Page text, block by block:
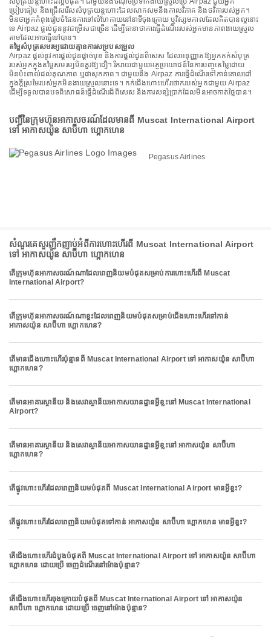
ប្រៀបធៀប និងជ្រើសរើសសំបុត្រយន្តហោះដែលសាកសមនឹងកាលវិភាគ និងថវិការបស់អ្នក។
មិនថាអ្នកកំពុងរៀបចំផែនការទៅលំហែកាយនៅនាទីចុងក្រោយ ឬវិស្សមកាលដែលគិតបានល្អនោះ
ទេ Airpaz ផ្តល់ជូននូវជម្រើសជាច្រើន ដើម្បីធានាថាការធ្វើដំណើររបស់អ្នកមានភាពងាយស្រួល
តាមដែលអាចធ្វើទៅបាន។
តម្លៃសំបុត្រសមរម្យដោយគ្មានការសម្របសម្រួល
Airpaz ផ្តល់នូវការផ្តល់ជូនផ្តាច់មុខ និងការផ្តល់ជូនពិសេស ដែលអនុញ្ញាតឱ្យអ្នកកក់សំបុត្រ
របស់អ្នកក្នុងតម្លៃសមរម្យមិនគួរឱ្យជឿ។ រីករាយជាមួយអត្ថប្រយោជន៍នៃការបញ្ចុះតម្លៃដោយ
មិនប៉ះពាល់ដល់គុណភាព ឬផាសុកភាព។ ជាមួយនឹង Airpaz ការធ្វើដំណើរទៅកាន់គោលដៅ
ក្នុងក្តីស្រមៃរបស់អ្នកមិនងាយស្រួលនោះទេ។ កក់ជើងហោះហើរថោករបស់អ្នកជាមួយ Airpaz
ដើម្បីទទួលបានបទពិសោធន៍ធ្វើដំណើរដ៏ពិសេស និងការសន្សំប្រាក់ដែលមិនអាចកាត់ថ្លៃបាន។
បញ្ជីនៃក្រុមហ៊ុនអាកាសចរណ៍ដែលមានពី Muscat International Airport
ទៅ អាកាសយ៉ូន សាប៊ីហា ហ្គោកហេន
Pegasus Airlines
សំណួរគេសួរញឹកញាប់អំពីការហោះហើរពី Muscat International Airport
ទៅ អាកាសយ៉ូន សាប៊ីហា ហ្គោកហេន
តើក្រុមហ៊ុនអាកាសចរណ៍ណាដែលពេញនិយមបំផុតសម្រាប់ការហោះហើរពី Muscat
International Airport?
តើក្រុមហ៊ុនអាកាសចរណ៍ណាខ្លះដែលពេញនិយមបំផុតសម្រាប់ជើងហោះហើរទៅកាន់
អាកាសយ៉ូន សាប៊ីហា ហ្គោកហេន?
តើមានជើងហោះហើរប៉ុន្មានពី Muscat International Airport ទៅ អាកាសយ៉ូន សាប៊ីហា
ហ្គោកហេន?
តើមានអាគារស្ថានីយ និងសេវាស្ថានីយអាកាសយានដ្ឋានអ្វីខ្លះនៅ Muscat International
Airport?
តើមានអាគារស្ថានីយ និងសេវាស្ថានីយអាកាសយានដ្ឋានអ្វីខ្លះនៅ អាកាសយ៉ូន សាប៊ីហា
ហ្គោកហេន?
តើផ្លូវហោះហើរដែលពេញនិយមបំផុតពី Muscat International Airport មានអ្វីខ្លះ?
តើផ្លូវហោះហើរដែលពេញនិយមបំផុតទៅកាន់ អាកាសយ៉ូន សាប៊ីហា ហ្គោកហេន មានអ្វីខ្លះ?
តើជើងហោះហើរដំបូងបំផុតពី Muscat International Airport ទៅ អាកាសយ៉ូន សាប៊ីហា
ហ្គោកហេន ដោយប្រើ ចេញដំណើរនៅម៉ោងប៉ុន្មាន?
តើជើងហោះហើរចុងក្រោយបំផុតពី Muscat International Airport ទៅ អាកាសយ៉ូន
សាប៊ីហា ហ្គោកហេន ដោយប្រើ ចេញនៅម៉ោងប៉ុន្មាន?